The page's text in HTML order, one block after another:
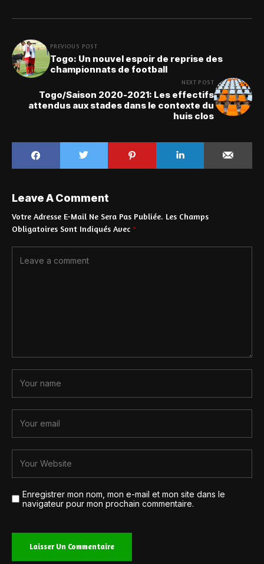
PREVIOUS POST
Togo: Un nouvel espoir de reprise des
championnats de football
NEXT POST
Togo/Saison 2020-2021: Les effectifs
attendus aux stades dans le contexte du
huis clos
Leave A Comment
Votre Adresse E-Mail Ne Sera Pas Publiée. Les Champs
Obligatoires Sont Indiqués Avec *
Enregistrer mon nom, mon e-mail et mon site dans le
navigateur pour mon prochain commentaire.